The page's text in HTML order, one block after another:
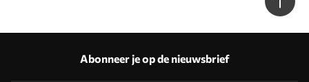
Abonneer je op de nieuwsbrief